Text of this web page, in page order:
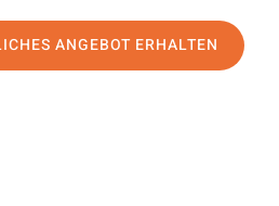
ANGEBOT ERHALTEN